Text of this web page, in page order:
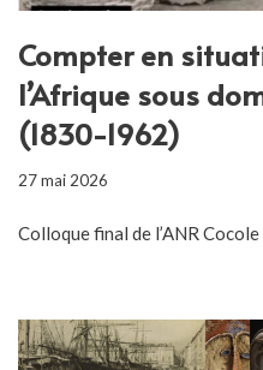
Compter en
l’Afrique sous
(1830-1962)
27 mai 2026
Colloque final de l’ANR Cocole